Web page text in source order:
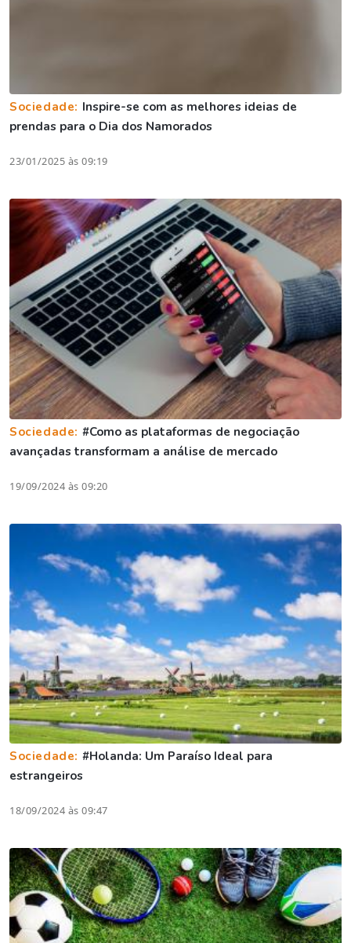
Sociedade: Inspire-se com as melhores ideias de
prendas para o Dia dos Namorados
23/01/2025 às 09:19
Sociedade: #Como as plataformas de negociação
avançadas transformam a análise de mercado
19/09/2024 às 09:20
Sociedade: #Holanda: Um Paraíso Ideal para
estrangeiros
18/09/2024 às 09:47